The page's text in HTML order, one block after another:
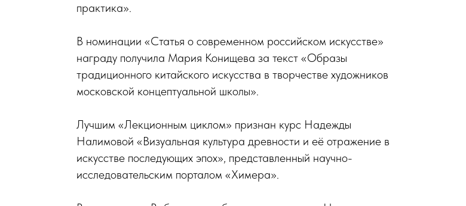
практика».
В номинации «Статья о современном российском искусстве»
награду получила Мария Конищева за текст «Образы
традиционного китайского искусства в творчестве художников
московской концептуальной школы».
Лучшим «Лекционным циклом» признан курс Надежды
Налимовой «Визуальная культура древности и её отражение в
искусстве последующих эпох», представленный научно-
исследовательским порталом «Химера».